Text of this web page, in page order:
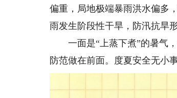
偏重，局地极端暴雨洪水偏多
雨发生阶段性干旱，防汛抗旱
一面是“上蒸下煮”的暑气，
防范做在前面。度夏安全无